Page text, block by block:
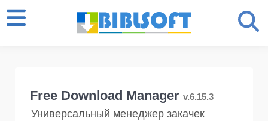
Free Download Manager v.6.15.3
Универсальный менеджер закачек